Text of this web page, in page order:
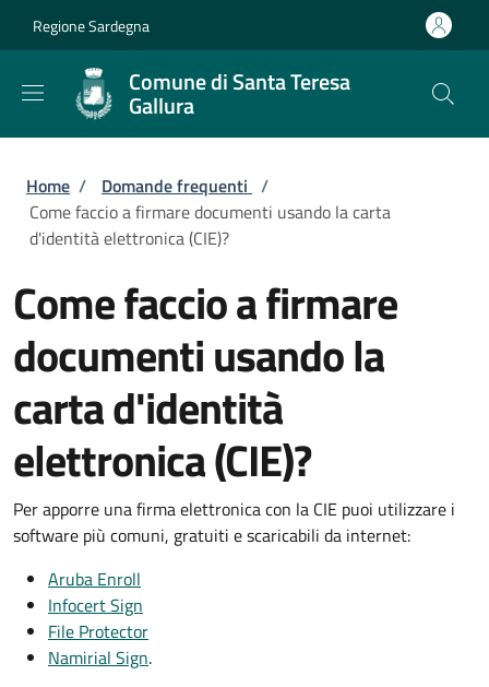
Regione Sardegna
Comune di Santa Teresa
Gallura
Briciole di pane
Home / Domande frequenti /
Come faccio a firmare documenti usando la carta
d'identità elettronica (CIE)?
Come faccio a firmare
documenti usando la
carta d'identità
elettronica (CIE)?
Per apporre una firma elettronica con la CIE puoi utilizzare i
software più comuni, gratuiti e scaricabili da internet:
Aruba Enroll
Infocert Sign
File Protector
Namirial Sign.